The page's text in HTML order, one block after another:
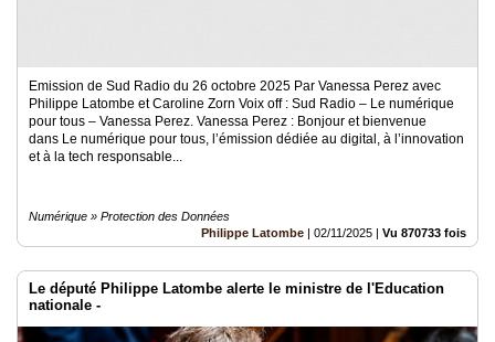
Emission de Sud Radio du 26 octobre 2025 Par Vanessa Perez avec
Philippe Latombe et Caroline Zorn Voix off : Sud Radio – Le numérique
pour tous – Vanessa Perez. Vanessa Perez : Bonjour et bienvenue
dans Le numérique pour tous, l’émission dédiée au digital, à l’innovation
et à la tech responsable...
Numérique » Protection des Données
Philippe Latombe | 02/11/2025 | Vu 870733 fois
Le député Philippe Latombe alerte le ministre de l'Education
nationale -